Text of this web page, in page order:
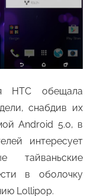
HTC обещала
снабдив их
Android 5.0, в
интересует
тайваньские
в оболочку
Lollipop.